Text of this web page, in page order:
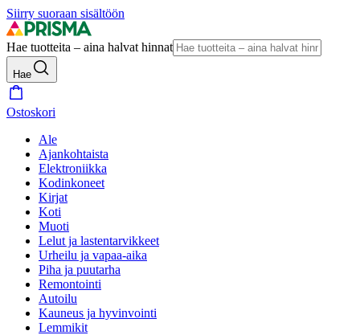
Siirry suoraan sisältöön
Hae tuotteita – aina halvat hinnat
Hae
Ostoskori
Ale
Ajankohtaista
Elektroniikka
Kodinkoneet
Kirjat
Koti
Muoti
Lelut ja lastentarvikkeet
Urheilu ja vapaa-aika
Piha ja puutarha
Remontointi
Autoilu
Kauneus ja hyvinvointi
Lemmikit